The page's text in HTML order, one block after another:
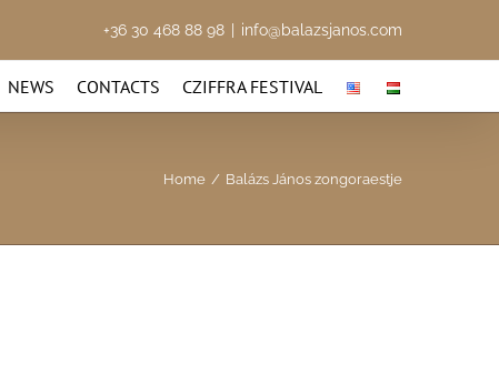
+36 30 468 88 98 info@balazsjanos.com
NEWS CONTACTS CZIFFRA FESTIVAL
Home / Balázs János zongoraestje